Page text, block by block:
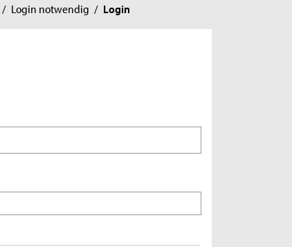
/ Login notwendig / Login